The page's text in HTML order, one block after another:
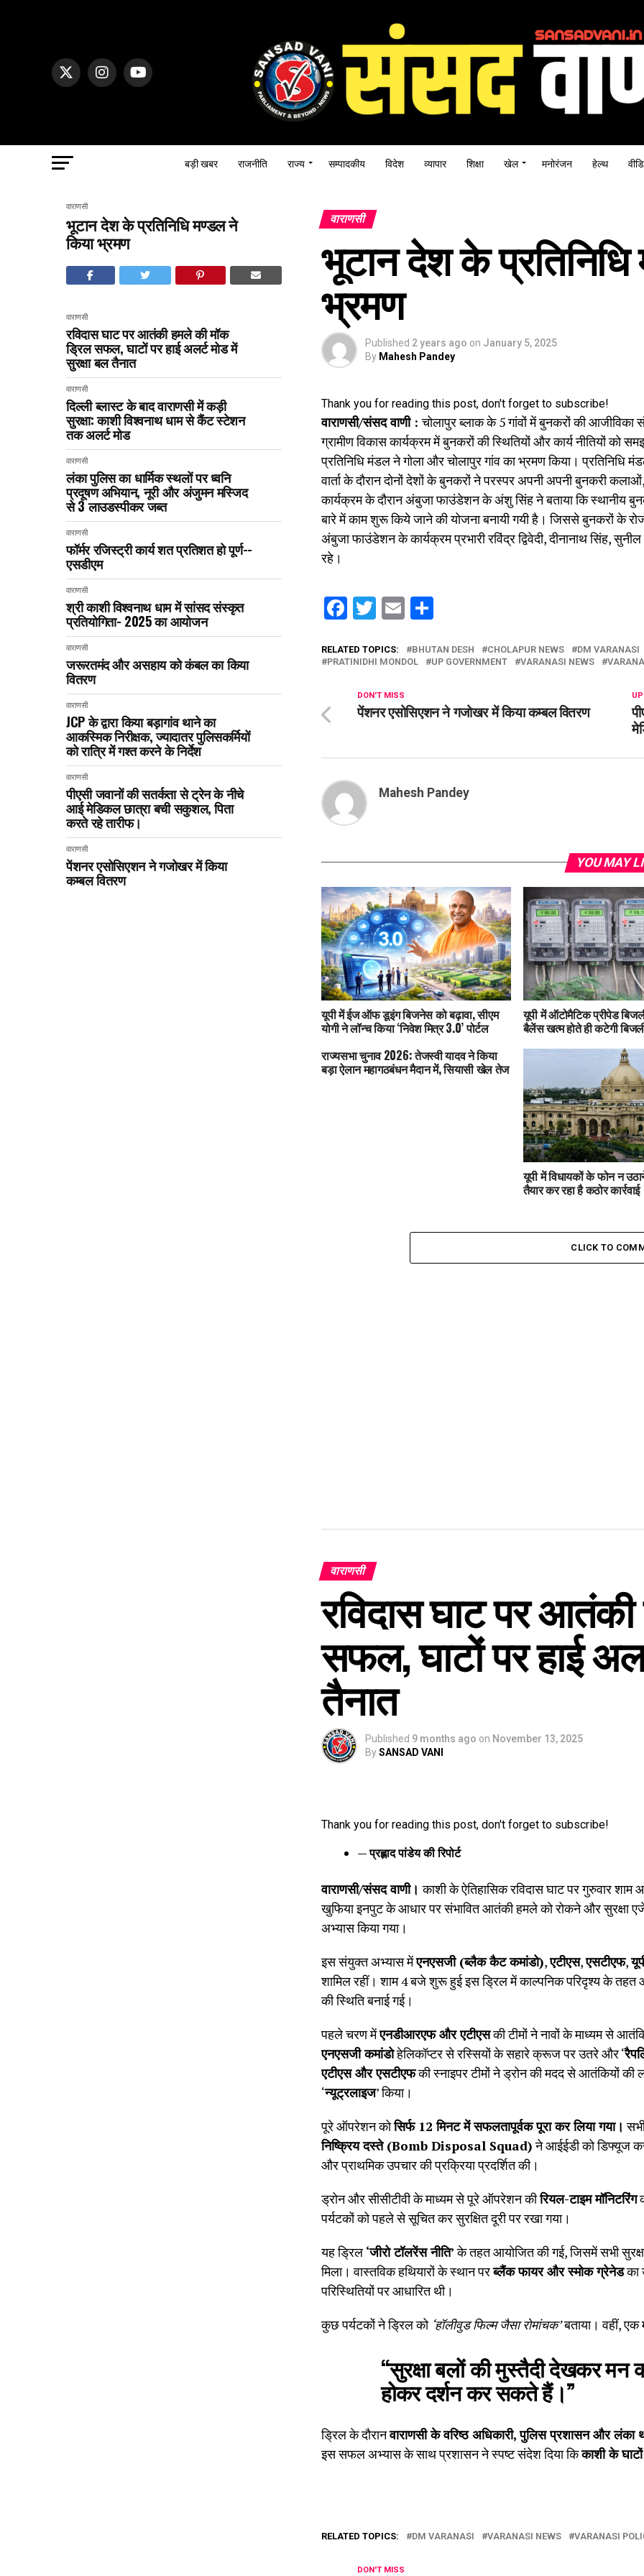
बड़ी खबर राजनीति राज्य सम्पादकीय विदेश व्यापार शिक्षा खेल मनोरंजन हेल्थ
वाराणसी
भूटान देश के प्रतिनिधि मण्डल ने
किया भ्रमण
वाराणसी
रविदास घाट पर आतंकी हमले की मॉक
ड्रिल सफल, घाटों पर हाई अलर्ट मोड में
सुरक्षा बल तैनात
वाराणसी
दिल्ली ब्लास्ट के बाद वाराणसी में कड़ी
सुरक्षा: काशी विश्वनाथ धाम से कैंट स्टेशन
तक अलर्ट मोड
वाराणसी
लंका पुलिस का धार्मिक स्थलों पर ध्वनि
प्रदूषण अभियान, नूरी और अंजुमन मस्जिद
से 3 लाउडस्पीकर जब्त
वाराणसी
फॉर्मर रजिस्ट्री कार्य शत प्रतिशत हो पूर्ण--
एसडीएम
वाराणसी
श्री काशी विश्वनाथ धाम में सांसद संस्कृत
प्रतियोगिता- 2025 का आयोजन
वाराणसी
जरूरतमंद और असहाय को कंबल का किया
वितरण
वाराणसी
JCP के द्वारा किया बड़ागांव थाने का
आकस्मिक निरीक्षक, ज्यादातर पुलिसकर्मियों
को रात्रि में गश्त करने के निर्देश
वाराणसी
पीएसी जवानों की सतर्कता से ट्रेन के नीचे
आई मेडिकल छात्रा बची सकुशल, पिता
करते रहे तारीफ।
वाराणसी
पेंशनर एसोसिएशन ने गजोखर में किया
कम्बल वितरण
वाराणसी
भूटान देश के
भ्रमण
Published 2 years ago on January 5, 2025
By Mahesh Pandey
Thank you for reading this post, don't forget to subscribe!
वाराणसी/संसद वाणी :चोलापुर ब्लाक के 5 गांवों में बुनकरों की आजीविका
ग्रामीण विकास कार्यक्रम में बुनकरों की स्थितियों और कार्य नीतियों
प्रतिनिधि मंडल ने गोला और चोलापुर गांव का भ्रमण किया। प्रतिनिधि
वार्ता के दौरान दोनों देशों के बुनकरों ने परस्पर अपनी अपनी बुनकरी
कार्यक्रम के दौरान अंबुजा फाउंडेशन के अंशु सिंह ने बताया कि स्थानीय
बारे में काम शुरू किये जाने की योजना बनायी गयी है। जिससे बुनकरों के
अंबुजा फाउंडेशन के कार्यक्रम प्रभारी रविंद्र द्विवेदी, दीनानाथ सिंह,
रहे।
Facebook
Twitter
Email
RELATED TOPICS: BHUTAN DESH CHOLAPUR NEWS DM VARANASI
PRATINIDHI MONDOL
UP GOVERNMENT VARANASI NEWS
DON'T MISS
पेंशनर एसोसिएशन ने गजोखर में किया कम्बल वितरण
Mahesh Pandey
YOU MAY
यूपी में ईज ऑफ डूइंग बिजनेस को बढ़ावा, सीएम
योगी ने लॉन्च किया ‘निवेश मित्र 3.0’ पोर्टल
यूपी में ऑटोमैटिक प्रीपेड
बैलेंस खत्म होते ही कटेगी
राज्यसभा चुनाव 2026: तेजस्वी यादव ने किया
बड़ा ऐलान महागठबंधन मैदान में, सियासी खेल तेज
यूपी में विधायकों के फोन न
तैयार कर रहा है कठोर कार्रवाई
CLICK TO
वाराणसी
रविदास घाट पर
सफल, घाटों पर हाई
तैनात
Published 9 months ago on November 13, 2025
BySANSAD VANI
Thank you for reading this post, don't forget to subscribe!
— प्रह्लाद पांडेय की रिपोर्ट
वाराणसी/संसद वाणी।काशी के ऐतिहासिक रविदास घाट पर गुरुवार
खुफिया इनपुट के आधार पर संभावित आतंकी हमले को रोकने और सुरक्षा
अभ्यास किया गया।
इस संयुक्त अभ्यास मेंएनएसजी (ब्लैक कैट कमांडो),एटीएस,एसटीएफ,
शामिल रहीं। शाम 4 बजे शुरू हुई इस ड्रिल में काल्पनिक परिदृश्य के तहत
की स्थिति बनाई गई।
पहले चरण मेंएनडीआरएफ और एटीएसकी टीमों ने नावों के माध्यम से
एनएसजी कमांडोहेलिकॉप्टर से रस्सियों के सहारे क्रूज पर उतरे और ‘
एटीएस और एसटीएफकी स्नाइपर टीमों ने ड्रोन की मदद से आतंकियों
‘न्यूट्रलाइज’ किया।
पूरे ऑपरेशन कोसिर्फ 12 मिनट में सफलतापूर्वक पूरा कर लिया गया।
निष्क्रिय दस्ते (Bomb Disposal Squad)ने आईईडी को डिफ्यूज
और प्राथमिक उपचार की प्रक्रिया प्रदर्शित की।
ड्रोन और सीसीटीवी के माध्यम से पूरे ऑपरेशन कीरियल-टाइम मॉनिटरिंग
पर्यटकों को पहले से सूचित कर सुरक्षित दूरी पर रखा गया।
यह ड्रिल ‘जीरो टॉलरेंस नीति’के तहत आयोजित की गई, जिसमें सभी
मिला। वास्तविक हथियारों के स्थान परब्लैंक फायर और स्मोक ग्रेनेडका
परिस्थितियों पर आधारित थी।
कुछ पर्यटकों ने ड्रिल को ‘हॉलीवुड फिल्म जैसा रोमांचक’बताया। वहीं, एक
“सुरक्षा बलों की मुस्तैदी देखकर मन
होकर दर्शन कर सकते हैं।”
ड्रिल के दौरानवाराणसी के वरिष्ठ अधिकारी, पुलिस प्रशासन और लंका
इस सफल अभ्यास के साथ प्रशासन ने स्पष्ट संदेश दिया किकाशी के
RELATED TOPICS: DM VARANASI VARANASI NEWS VARANASI
DON'T MISS